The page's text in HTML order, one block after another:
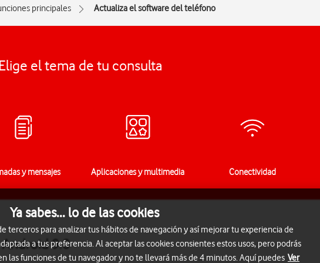
principales Actualiza el software del teléfono
Elige el tema de tu consulta
y mensajes Aplicaciones y multimedia Conectividad
9.0
Ya sabes... lo de las cookies
terceros para analizar tus hábitos de navegación y así mejorar tu experiencia de
a tus preferencia. Al aceptar las cookies consientes estos usos, pero podrás
las funciones de tu navegador y no te llevará más de 4 minutos. Aquí puedes Ver